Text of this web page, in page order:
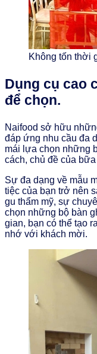
Không tốn thời
Dụng cụ cao
để chọn.
Naifood sở hữu
đáp ứng nhu cầu đa
mái lựa chọn những
cách, chủ đề của
Sự đa dạng về mẫu
tiệc của bạn trở nên
gu thẩm mỹ, sự
chọn những bộ bàn
gian, bạn có thể tạo
nhớ với khách mời.